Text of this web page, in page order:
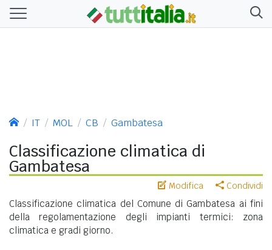
IT MOL CB Gambatesa
Classificazione climatica di
Gambatesa
Modifica Condividi
Classificazione climatica del Comune di Gambatesa ai fini
della regolamentazione degli impianti termici: zona
climatica e gradi giorno.